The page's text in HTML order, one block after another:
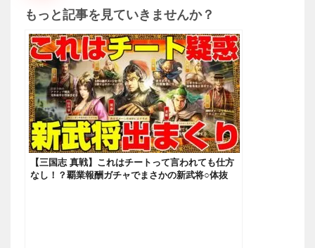
もっと記事を見ていきませんか？
【三国志 真戦】これはチートって言われても仕方
なし！？覇業報酬ガチャでまさかの新武将○体抜